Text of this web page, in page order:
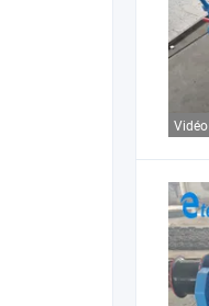
Vidéo